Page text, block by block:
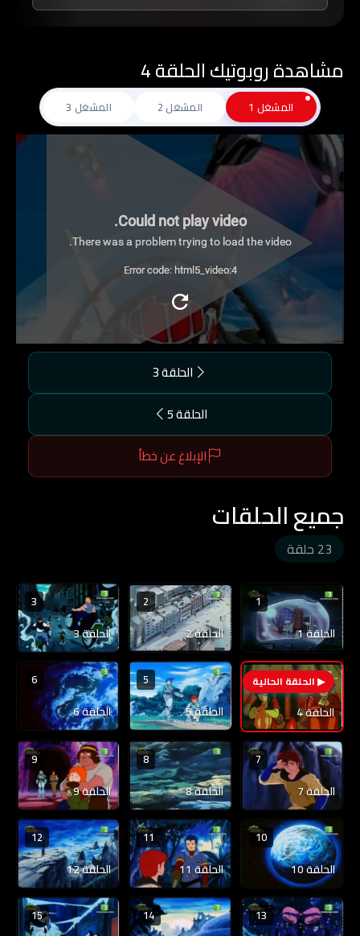
مشاهدة روبوتيك الحلقة 4
المشغل 1 المشغل 2 المشغل 3
Could not play video.
There was a problem trying to load the video.
Error code: html5_video:4
الحلقة 3
الحلقة 5
الإبلاغ عن خطأ
جميع الحلقات
23 حلقة
1
الحلقة 1
2
الحلقة 2
3
الحلقة 3
4
الحلقة 4
5
الحلقة 5
6
الحلقة 6
7
الحلقة 7
8
الحلقة 8
9
الحلقة 9
10
الحلقة 10
11
الحلقة 11
12
الحلقة 12
13
14
15